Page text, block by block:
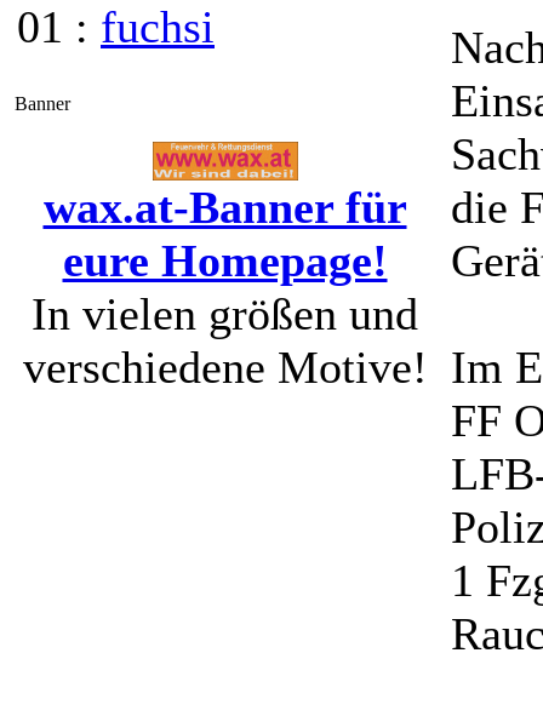
01 : fuchsi
Banner
wax.at-Banner für
eure Homepage!
In vielen größen und
verschiedene Motive!
die
Im
FF
1